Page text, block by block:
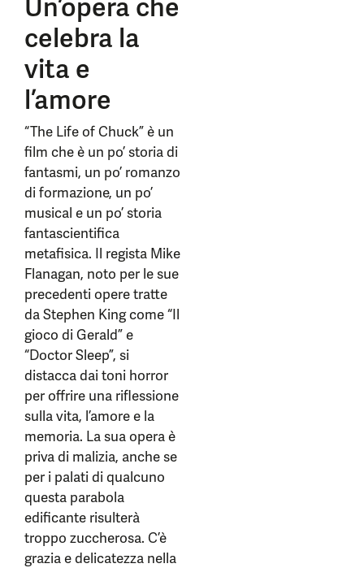
Un’opera che
celebra la
vita e
l’amore
“The Life of Chuck” è un
film che è un po’ storia di
fantasmi, un po’ romanzo
di formazione, un po’
musical e un po’ storia
fantascientifica
metafisica. Il regista Mike
Flanagan, noto per le sue
precedenti opere tratte
da Stephen King come “Il
gioco di Gerald” e
“Doctor Sleep”, si
distacca dai toni horror
per offrire una riflessione
sulla vita, l’amore e la
memoria. La sua opera è
priva di malizia, anche se
per i palati di qualcuno
questa parabola
edificante risulterà
troppo zuccherosa. C’è
grazia e delicatezza nella